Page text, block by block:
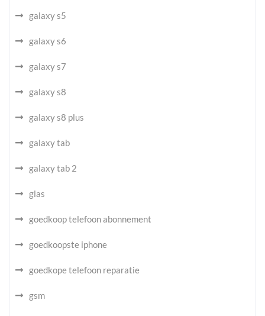
galaxy s5
galaxy s6
galaxy s7
galaxy s8
galaxy s8 plus
galaxy tab
galaxy tab 2
glas
goedkoop telefoon abonnement
goedkoopste iphone
goedkope telefoon reparatie
gsm